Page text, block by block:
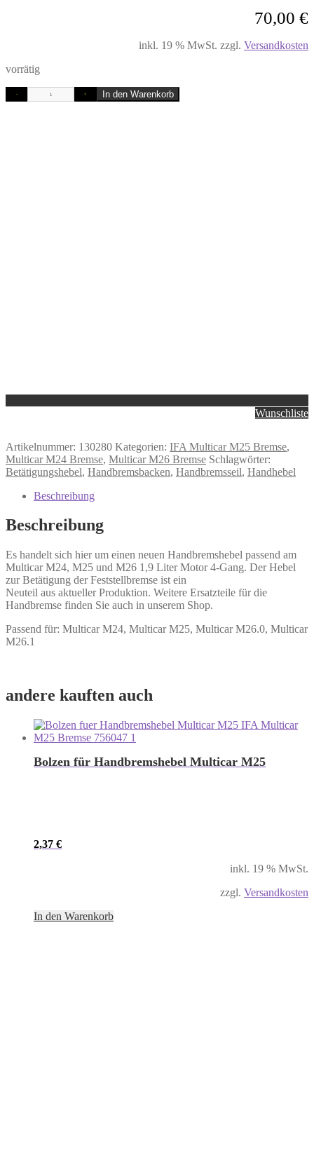
70,00 €
inkl. 19 % MwSt. zzgl. Versandkosten
vorrätig
- + In den Warenkorb
Wunschliste
Artikelnummer: 130280 Kategorien: IFA Multicar M25 Bremse,
Multicar M24 Bremse, Multicar M26 Bremse Schlagwörter:
Betätigungshebel, Handbremsbacken, Handbremsseil, Handhebel
Beschreibung
Beschreibung
Es handelt sich hier um einen neuen Handbremshebel passend am
Multicar M24, M25 und M26 1,9 Liter Motor 4-Gang. Der Hebel
zur Betätigung der Feststellbremse ist ein
Neuteil aus aktueller Produktion. Weitere Ersatzteile für die
Handbremse finden Sie auch in unserem Shop.
Passend für: Multicar M24, Multicar M25, Multicar M26.0, Multicar
M26.1
andere kauften auch
Bolzen für Handbremshebel Multicar M25
2,37 €
inkl. 19 % MwSt.
zzgl. Versandkosten
In den Warenkorb